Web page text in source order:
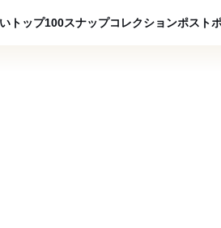
トップ100スナップコレクションポスト